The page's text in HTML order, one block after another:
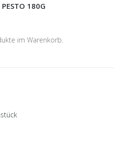
PESTO 180G
im Warenkorb.